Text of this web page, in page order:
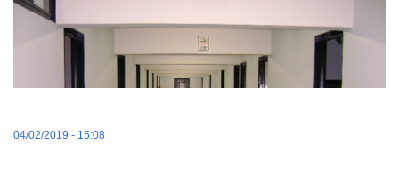
04/02/2019 - 15:08